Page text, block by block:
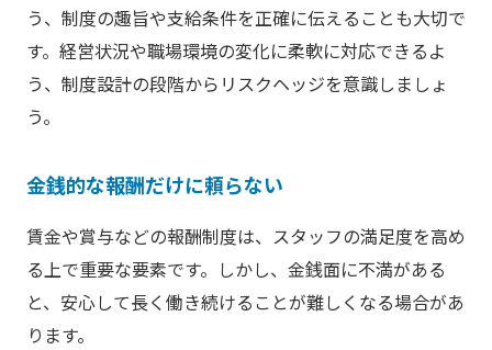
う、制度の趣旨や支給条件を正確に伝えることも大切で
す。経営状況や職場環境の変化に柔軟に対応できるよ
う、制度設計の段階からリスクヘッジを意識しましょ
う。
金銭的な報酬だけに頼らない
賃金や賞与などの報酬制度は、スタッフの満足度を高め
る上で重要な要素です。しかし、金銭面に不満がある
と、安心して長く働き続けることが難しくなる場合があ
ります。